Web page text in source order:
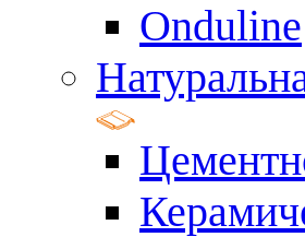
Onduline